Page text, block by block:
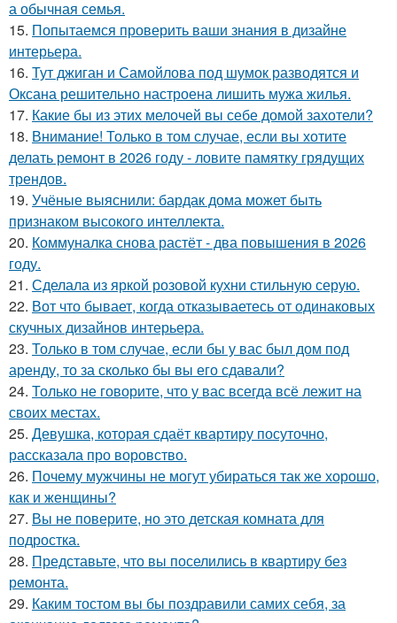
а обычная семья.
15. Попытаемся проверить ваши знания в дизайне
интерьера.
16. Тут джиган и Самойлова под шумок разводятся и
Оксана решительно настроена лишить мужа жилья.
17. Какие бы из этих мелочей вы себе домой захотели?
18. Внимание! Только в том случае, если вы хотите
делать ремонт в 2026 году - ловите памятку грядущих
трендов.
19. Учёные выяснили: бардак дома может быть
признаком высокого интеллекта.
20. Коммуналка снова растёт - два повышения в 2026
году.
21. Сделала из яркой розовой кухни стильную серую.
22. Вот что бывает, когда отказываетесь от одинаковых
скучных дизайнов интерьера.
23. Только в том случае, если бы у вас был дом под
аренду, то за сколько бы вы его сдавали?
24. Только не говорите, что у вас всегда всё лежит на
своих местах.
25. Девушка, которая сдаёт квартиру посуточно,
рассказала про воровство.
26. Почему мужчины не могут убираться так же хорошо,
как и женщины?
27. Вы не поверите, но это детская комната для
подростка.
28. Представьте, что вы поселились в квартиру без
ремонта.
29. Каким тостом вы бы поздравили самих себя, за